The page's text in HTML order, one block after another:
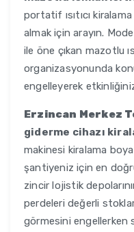
portatif ısıtıcı
almak için arayın.
ile öne çıkan mazotlu
organizasyonunda
engelleyerek
Erzincan Merkez
giderme cihazı
makinesi kiralama
şantiyeniz için en
zincir lojistik
perdeleri değerli
görmesini